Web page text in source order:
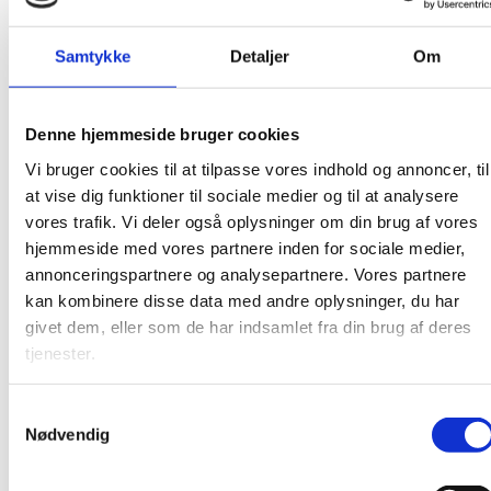
Samtykke Detaljer Om
Denne hjemmeside bruger cookies
Vi bruger cookies til at tilpasse vores indhold og annoncer, til
at vise dig funktioner til sociale medier og til at analysere
vores trafik. Vi deler også oplysninger om din brug af vores
hjemmeside med vores partnere inden for sociale medier,
annonceringspartnere og analysepartnere. Vores partnere
kan kombinere disse data med andre oplysninger, du har
givet dem, eller som de har indsamlet fra din brug af deres
tjenester.
Nødvendig
while simultaneously creating a solid and
coherent text. No writing without reading, though,
so the book also contains several texts for reading
At skrive
is divided into two parts:
Part 1 focuses on conjunctions and cohesion; i.e.
work on the elements necessary to generate
cohesion between the various parts that make up
your text.
Part 2 focuses on the writing process itself and
contains a step-by-step examination of how to
build a cohesive and solid text while maintaining a